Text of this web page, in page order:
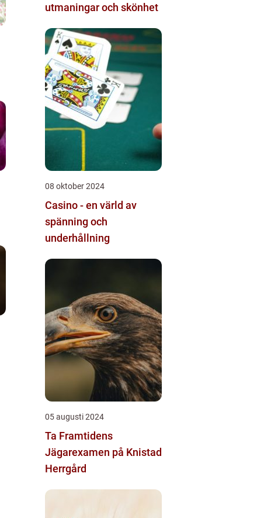
utmaningar och skönhet
08 oktober 2024
Casino - en värld av
spänning och
underhållning
05 augusti 2024
Ta Framtidens
Jägarexamen på Knistad
Herrgård